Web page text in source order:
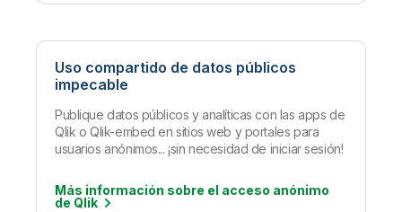
Uso compartido de datos públicos
impecable
Publique datos públicos y analíticas con las apps de
Qlik o Qlik-embed en sitios web y portales para
usuarios anónimos... ¡sin necesidad de iniciar sesión!
Más información sobre el acceso anónimo
de Qlik